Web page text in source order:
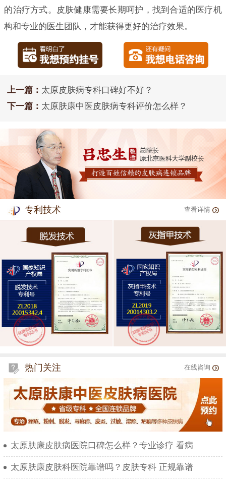
的治疗方式。皮肤健康需要长期呵护，找到合适的医疗机
构和专业的医生团队，才能获得更好的治疗效果。
上一篇： 太原皮肤病专科口碑好不好？
下一篇： 太原肤康中医皮肤病专科评价怎么样？
专利技术 查看详情
热门关注 在线咨询
太原肤康皮肤病医院口碑怎么样？专业诊疗 看病
太原肤康皮肤科医院靠谱吗？皮肤专科 正规靠谱